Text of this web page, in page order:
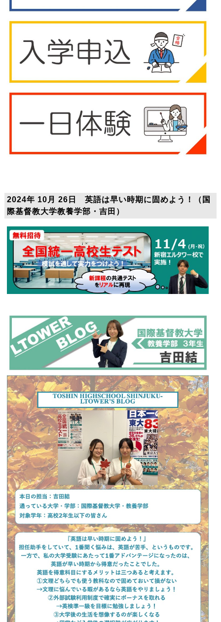
2024年 10月 26日 英語は早い時期に固めよう！（国
際基督教大学教養学部・吉田）